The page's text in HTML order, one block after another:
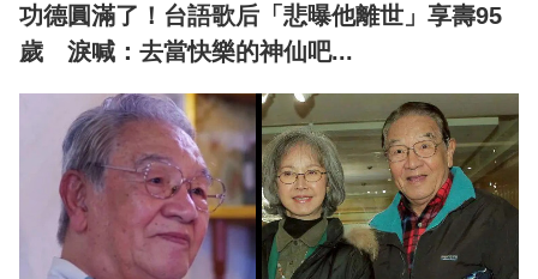
功德圓滿了！台語歌后「悲曝他離世」享壽95
歲 淚喊：去當快樂的神仙吧...